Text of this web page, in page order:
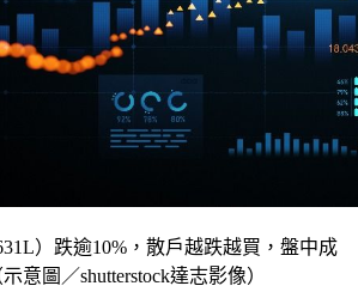
意圖／shutterstock達志影像）